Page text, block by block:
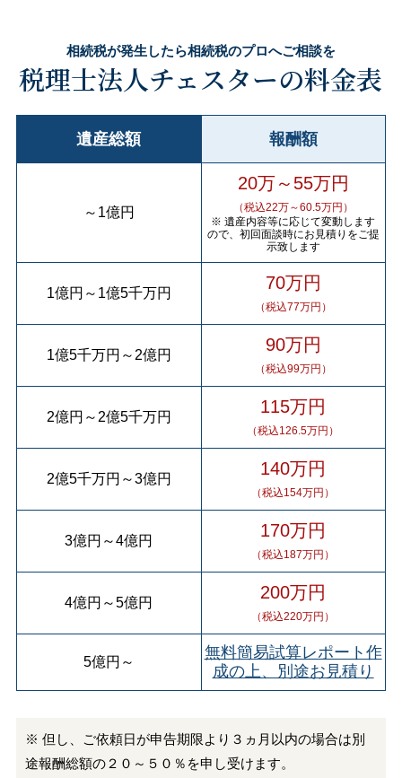
相続税が発生したら相続税のプロへご相談を
税理士法人チェスターの料金表
遺産総額 報酬額
～ 1億円
20万～55万円
（税込22万～60.5万円）
※ 遺産内容等に応じて変動します
ので、初回面談時にお見積りをご提
示致します
1億円 ～ 1億5千万円 70万円
（税込77万円）
1億5千万円 ～ 2億円 90万円
（税込99万円）
2億円 ～ 2億5千万円 115万円
（税込126.5万円）
2億5千万円 ～3億円 140万円
（税込154万円）
3億円 ～4億円 170万円
（税込187万円）
4億円 ～5億円 200万円
（税込220万円）
5億円 ～
無料簡易試算レポート作
成の上、別途お見積り
※ 但し、ご依頼日が申告期限より３ヵ月以内の場合は別
途報酬総額の２０～５０％を申し受けます。